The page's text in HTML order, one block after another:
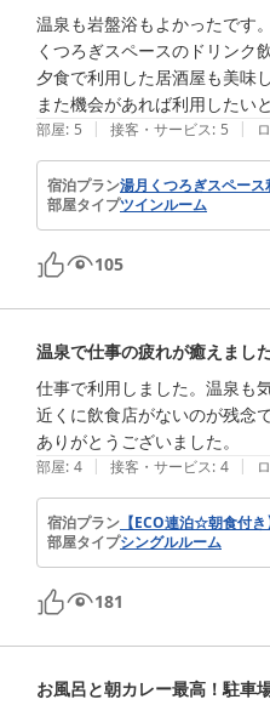
温泉も岩盤浴もよかったです。
くつろぎスペースのドリンク
夕食で利用した居酒屋も美味
また機会があれば利用したい
部屋: 5 | 接客・サービス: 5 |
宿泊プラン湯月くつろぎスペー
部屋タイプツインルーム
105
温泉で仕事の疲れが癒えまし
仕事で利用しました。温泉も
近くに飲食店がないのが残念
ありがとうございました。
部屋: 4 | 接客・サービス: 4 |
宿泊プラン 【ECO連泊☆朝食付
部屋タイプシングルルーム
181
お風呂と朝カレー最高！駐車